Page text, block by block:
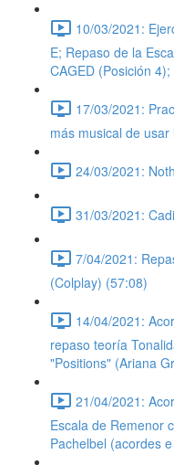
10/03/2021:
E; Repaso de la
CAGED (Posición
17/03/2021:
más musical de
24/03/2021:
31/03/2021:
7/04/2021:
(Colplay) (57:08)
14/04/2021:
repaso teoría
"Positions" (Ariana
21/04/2021:
Escala de Remenor
Pachelbel (acordes